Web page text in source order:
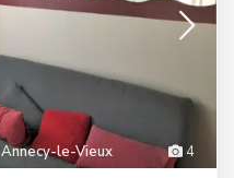
4
Annecy-le-Vieux